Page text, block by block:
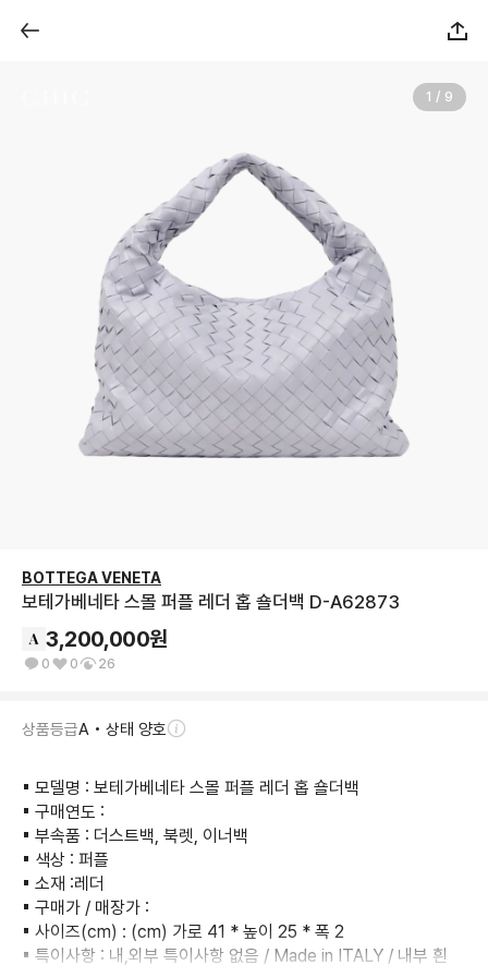
1 / 9
BOTTEGA VENETA
보테가베네타 스몰 퍼플 레더 홉 숄더백 D-A62873
3,200,000원
0 0 26
상품등급A • 상태 양호
▪︎ 모델명 : 보테가베네타 스몰 퍼플 레더 홉 숄더백
▪︎ 구매연도 :
▪︎ 부속품 : 더스트백, 북렛, 이너백
▪︎ 색상 : 퍼플
▪︎ 소재 :레더
▪︎ 구매가 / 매장가 :
▪︎ 사이즈(cm) : (cm) 가로 41 * 높이 25 * 폭 2
▪︎ 특이사항 : 내,외부 특이사항 없음 / Made in ITALY / 내부 흰